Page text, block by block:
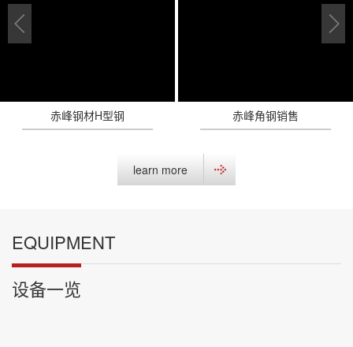
赤峰钢材H型钢 赤峰角钢销售
learn more
EQUIPMENT
设备一览